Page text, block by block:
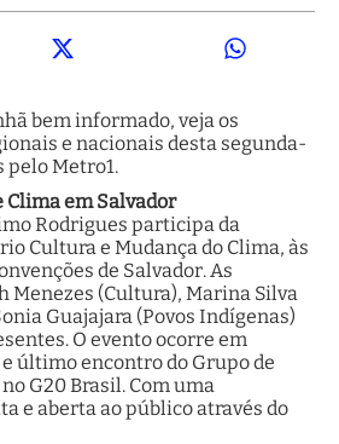
bem informado, veja os
e nacionais desta segunda-
pelo Metro1.
em Salvador
Rodrigues participa da
Cultura e Mudança do Clima, às
de Salvador. As
(Cultura), Marina Silva
Guajajara (Povos Indígenas)
O evento ocorre em
último encontro do Grupo de
G20 Brasil. Com uma
e aberta ao público através do